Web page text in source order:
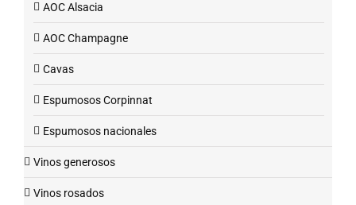
AOC Alsacia
AOC Champagne
Cavas
Espumosos Corpinnat
Espumosos nacionales
Vinos generosos
Vinos rosados